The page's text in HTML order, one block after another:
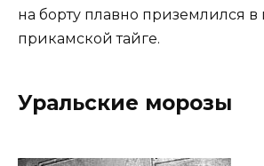
на борту плавно приземлился в
прикамской тайге.
Уральские морозы